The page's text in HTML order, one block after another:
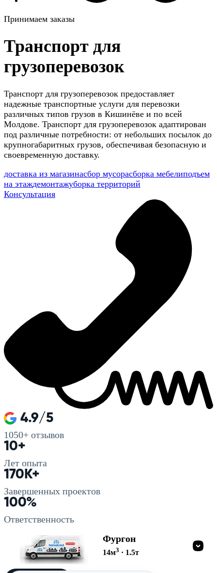
Принимаем заказы
Транспорт для
грузоперевозок
Транспорт для грузоперевозок предоставляет
надежные транспортные услуги для перевозки
различных типов грузов в Кишинёве и по всей
Молдове. Транспорт для грузоперевозок адаптирован
под различные потребности: от небольших посылок до
крупногабаритных грузов, обеспечивая безопасную и
своевременную доставку.
доставка из магазинасбор мусорасборка мебелиподъем
на этаждемонтажуборка территорий
Консультация
4.9/5
1050+ отзывов
10+
Лет опыта
170K+
Завершенных проектов
100%
Ответственность
Фургон
14м3 · 1.5т